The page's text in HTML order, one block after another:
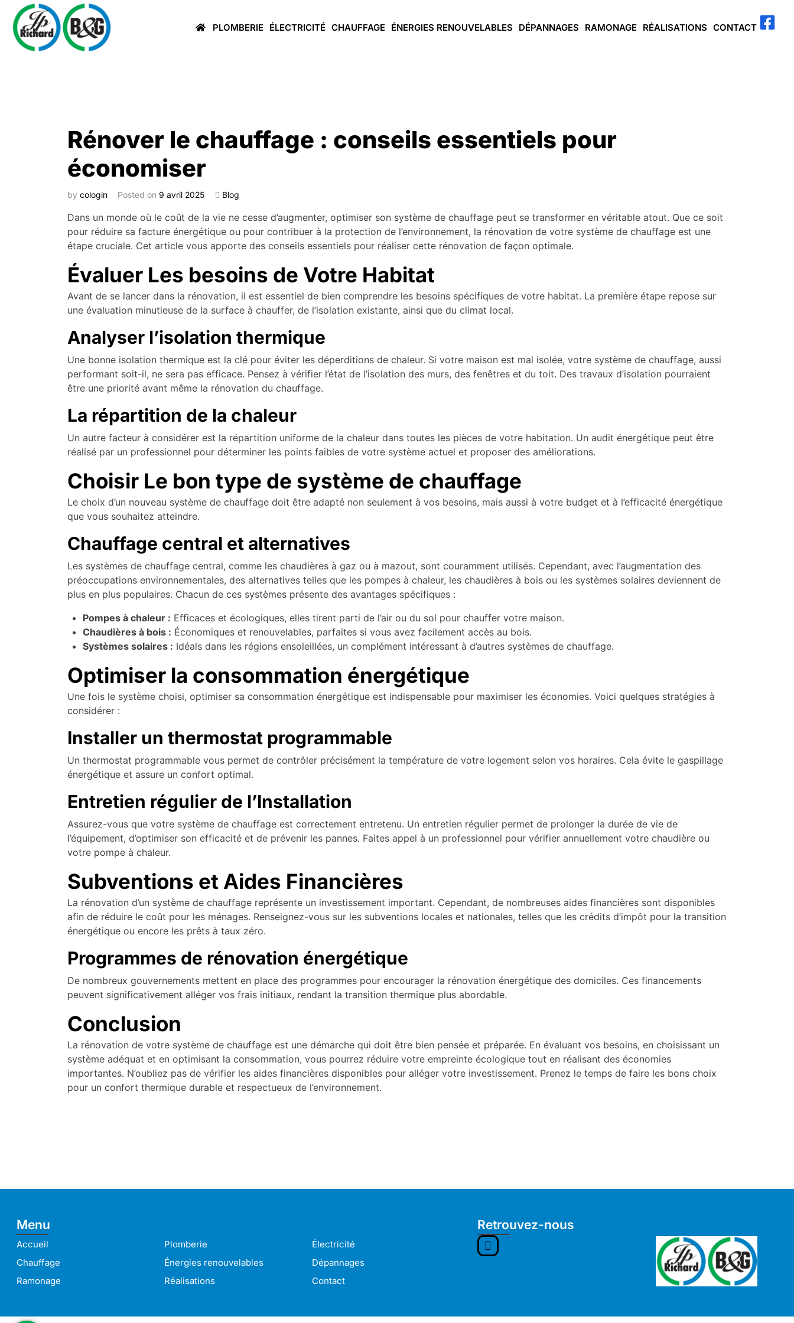
PLOMBERIE ÉLECTRICITÉ CHAUFFAGE ÉNERGIES RENOUVELABLES DÉPANNAGES RAMONAGE RÉALISATIONS CONTACT
Rénover le chauffage : conseils essentiels pour
économiser
by cologin Posted on 9 avril 2025 Blog
Dans un monde où le coût de la vie ne cesse d’augmenter, optimiser son système de chauffage peut se transformer en véritable atout. Que ce soit
pour réduire sa facture énergétique ou pour contribuer à la protection de l’environnement, la rénovation de votre système de chauffage est une
étape cruciale. Cet article vous apporte des conseils essentiels pour réaliser cette rénovation de façon optimale.
Évaluer Les besoins de Votre Habitat
Avant de se lancer dans la rénovation, il est essentiel de bien comprendre les besoins spécifiques de votre habitat. La première étape repose sur
une évaluation minutieuse de la surface à chauffer, de l’isolation existante, ainsi que du climat local.
Analyser l’isolation thermique
Une bonne isolation thermique est la clé pour éviter les déperditions de chaleur. Si votre maison est mal isolée, votre système de chauffage, aussi
performant soit-il, ne sera pas efficace. Pensez à vérifier l’état de l’isolation des murs, des fenêtres et du toit. Des travaux d’isolation pourraient
être une priorité avant même la rénovation du chauffage.
La répartition de la chaleur
Un autre facteur à considérer est la répartition uniforme de la chaleur dans toutes les pièces de votre habitation. Un audit énergétique peut être
réalisé par un professionnel pour déterminer les points faibles de votre système actuel et proposer des améliorations.
Choisir Le bon type de système de chauffage
Le choix d’un nouveau système de chauffage doit être adapté non seulement à vos besoins, mais aussi à votre budget et à l’efficacité énergétique
que vous souhaitez atteindre.
Chauffage central et alternatives
Les systèmes de chauffage central, comme les chaudières à gaz ou à mazout, sont couramment utilisés. Cependant, avec l’augmentation des
préoccupations environnementales, des alternatives telles que les pompes à chaleur, les chaudières à bois ou les systèmes solaires deviennent de
plus en plus populaires. Chacun de ces systèmes présente des avantages spécifiques :
Pompes à chaleur : Efficaces et écologiques, elles tirent parti de l’air ou du sol pour chauffer votre maison.
Chaudières à bois : Économiques et renouvelables, parfaites si vous avez facilement accès au bois.
Systèmes solaires : Idéals dans les régions ensoleillées, un complément intéressant à d’autres systèmes de chauffage.
Optimiser la consommation énergétique
Une fois le système choisi, optimiser sa consommation énergétique est indispensable pour maximiser les économies. Voici quelques stratégies à
considérer :
Installer un thermostat programmable
Un thermostat programmable vous permet de contrôler précisément la température de votre logement selon vos horaires. Cela évite le gaspillage
énergétique et assure un confort optimal.
Entretien régulier de l’Installation
Assurez-vous que votre système de chauffage est correctement entretenu. Un entretien régulier permet de prolonger la durée de vie de
l’équipement, d’optimiser son efficacité et de prévenir les pannes. Faites appel à un professionnel pour vérifier annuellement votre chaudière ou
votre pompe à chaleur.
Subventions et Aides Financières
La rénovation d’un système de chauffage représente un investissement important. Cependant, de nombreuses aides financières sont disponibles
afin de réduire le coût pour les ménages. Renseignez-vous sur les subventions locales et nationales, telles que les crédits d’impôt pour la transition
énergétique ou encore les prêts à taux zéro.
Programmes de rénovation énergétique
De nombreux gouvernements mettent en place des programmes pour encourager la rénovation énergétique des domiciles. Ces financements
peuvent significativement alléger vos frais initiaux, rendant la transition thermique plus abordable.
Conclusion
La rénovation de votre système de chauffage est une démarche qui doit être bien pensée et préparée. En évaluant vos besoins, en choisissant un
système adéquat et en optimisant la consommation, vous pourrez réduire votre empreinte écologique tout en réalisant des économies
importantes. N’oubliez pas de vérifier les aides financières disponibles pour alléger votre investissement. Prenez le temps de faire les bons choix
pour un confort thermique durable et respectueux de l’environnement.
Menu
Accueil Plomberie
Électricité
Chauffage
Énergies renouvelables
Dépannages
Ramonage
Réalisations Contact
Retrouvez-nous